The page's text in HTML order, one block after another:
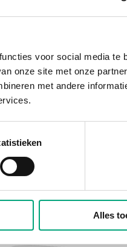
voor social media te
onze site met onze
met andere
Alles
PT1000
sensor
range, temp